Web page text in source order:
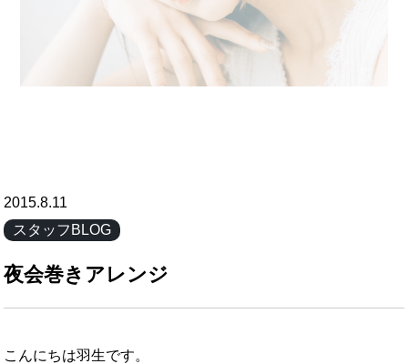
2015.8.11
スタッフBLOG
夜会巻きアレンジ
こんにちは羽生です。